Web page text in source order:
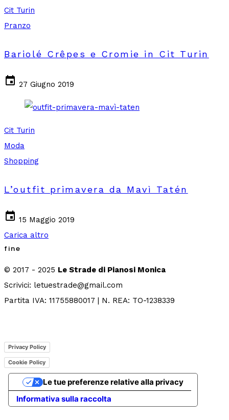
Cit Turin
Pranzo
Bariolé Crêpes e Cromie in Cit Turin
event 27 Giugno 2019
Cit Turin
Moda
Shopping
L’outfit primavera da Mavì Tatén
event 15 Maggio 2019
Carica altro
fine
© 2017 - 2025 Le Strade di Pianosi Monica
Scrivici: letuestrade@gmail.com
Partita IVA: 11755880017 | N. REA: TO-1238339
Privacy Policy
Cookie Policy
Informativa sulla raccolta
Le tue preferenze relative alla privacy